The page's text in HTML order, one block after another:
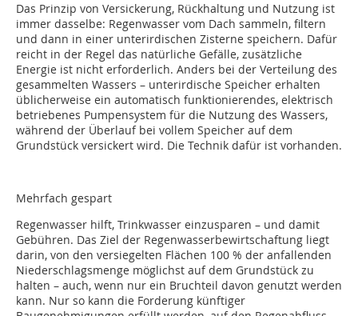
Das Prinzip von Versickerung, Rückhaltung und Nutzung ist
immer dasselbe: Regenwasser vom Dach sammeln, filtern
und dann in einer unterirdischen Zisterne speichern. Dafür
reicht in der Regel das natürliche Gefälle, zusätzliche
Energie ist nicht erforderlich. Anders bei der Verteilung des
gesammelten Wassers – unterirdische Speicher erhalten
üblicherweise ein automatisch funktionierendes, elektrisch
betriebenes Pumpensystem für die Nutzung des Wassers,
während der Überlauf bei vollem Speicher auf dem
Grundstück versickert wird. Die Technik dafür ist vorhanden.
Mehrfach gespart
Regenwasser hilft, Trinkwasser einzusparen – und damit
Gebühren. Das Ziel der Regenwasserbewirtschaftung liegt
darin, von den versiegelten Flächen 100 % der anfallenden
Niederschlagsmenge möglichst auf dem Grundstück zu
halten – auch, wenn nur ein Bruchteil davon genutzt werden
kann. Nur so kann die Forderung künftiger